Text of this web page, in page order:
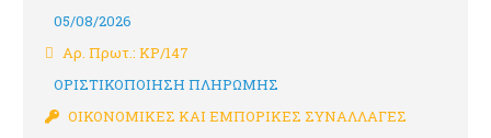
05/08/2026
Αρ. Πρωτ.: ΚΡ/147
ΟΡΙΣΤΙΚΟΠΟΙΗΣΗ ΠΛΗΡΩΜΗΣ
ΟΙΚΟΝΟΜΙΚΕΣ ΚΑΙ ΕΜΠΟΡΙΚΕΣ ΣΥΝΑΛΛΑΓΕΣ